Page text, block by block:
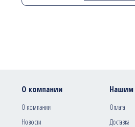
О компании
О компании
Новости
Нашим
Оплата
Доставка